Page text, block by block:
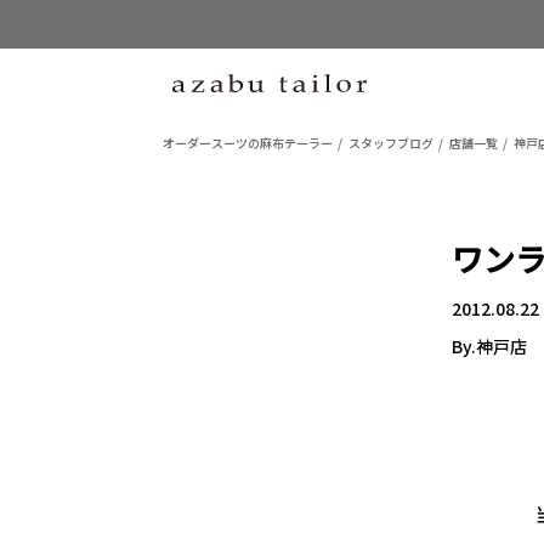
オーダースーツの麻布テーラー スタッフブログ 店舗一覧 神戸
ワン
2012.08.22
By.神戸店